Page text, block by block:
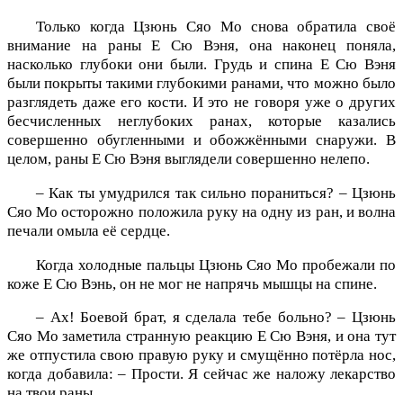
Только когда Цзюнь Сяо Мо снова обратила своё
внимание на раны Е Сю Вэня, она наконец поняла,
насколько глубоки они были. Грудь и спина Е Сю Вэня
были покрыты такими глубокими ранами, что можно было
разглядеть даже его кости. И это не говоря уже о других
бесчисленных неглубоких ранах, которые казались
совершенно обугленными и обожжёнными снаружи. В
целом, раны Е Сю Вэня выглядели совершенно нелепо.
– Как ты умудрился так сильно пораниться? – Цзюнь
Сяо Мо осторожно положила руку на одну из ран, и волна
печали омыла её сердце.
Когда холодные пальцы Цзюнь Сяо Мо пробежали по
коже Е Сю Вэнь, он не мог не напрячь мышцы на спине.
– Ах! Боевой брат, я сделала тебе больно? – Цзюнь
Сяо Мо заметила странную реакцию Е Сю Вэня, и она тут
же отпустила свою правую руку и смущённо потёрла нос,
когда добавила: – Прости. Я сейчас же наложу лекарство